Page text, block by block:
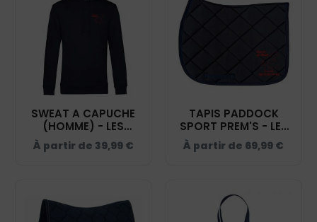
SWEAT A CAPUCHE
(HOMME) - LES
ECURIES DE MATT -
NAVY - BCU33B
À partir de 39,99 €
TAPIS PADDOCK
SPORT PREM'S - LES
ECURIES DE MATT -
NAVY - 20474
À partir de 69,99 €